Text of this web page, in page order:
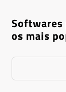
Softwares
os mais